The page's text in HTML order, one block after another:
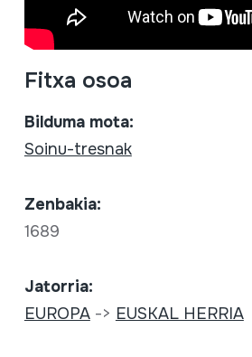
Fitxa osoa
Bilduma mota:
Soinu-tresnak
Zenbakia:
1689
Jatorria:
EUROPA-> EUSKAL HERRIA